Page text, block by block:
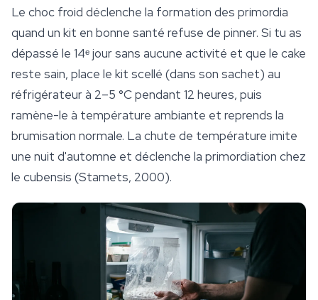
Le choc froid déclenche la formation des primordia
quand un kit en bonne santé refuse de pinner. Si tu as
dépassé le 14ᵉ jour sans aucune activité et que le cake
reste sain, place le kit scellé (dans son sachet) au
réfrigérateur à 2–5 °C pendant 12 heures, puis
ramène-le à température ambiante et reprends la
brumisation normale. La chute de température imite
une nuit d'automne et déclenche la primordiation chez
le cubensis (Stamets, 2000).